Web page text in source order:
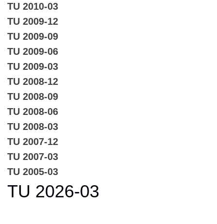
TU 2010-03
TU 2009-12
TU 2009-09
TU 2009-06
TU 2009-03
TU 2008-12
TU 2008-09
TU 2008-06
TU 2008-03
TU 2007-12
TU 2007-03
TU 2005-03
TU 2026-03